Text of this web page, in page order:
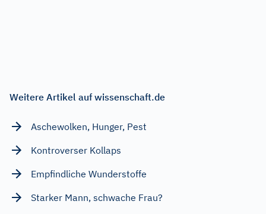
Weitere Artikel auf wissenschaft.de
Aschewolken, Hunger, Pest
Kontroverser Kollaps
Empfindliche Wunderstoffe
Starker Mann, schwache Frau?